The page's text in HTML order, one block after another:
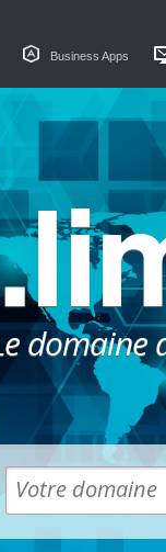
Business Apps
domaine